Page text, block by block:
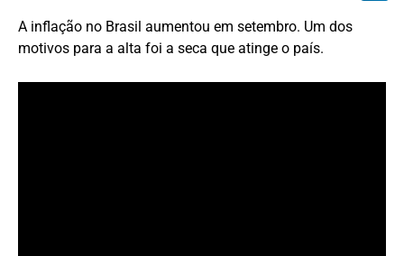
A inflação no Brasil aumentou em setembro. Um dos
motivos para a alta foi a seca que atinge o país.